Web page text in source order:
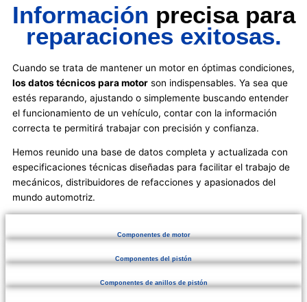
Información precisa para
reparaciones exitosas.
Cuando se trata de mantener un motor en óptimas condiciones,
los datos técnicos para motor son indispensables. Ya sea que
estés reparando, ajustando o simplemente buscando entender
el funcionamiento de un vehículo, contar con la información
correcta te permitirá trabajar con precisión y confianza.
Hemos reunido una base de datos completa y actualizada con
especificaciones técnicas diseñadas para facilitar el trabajo de
mecánicos, distribuidores de refacciones y apasionados del
mundo automotriz.
Componentes de motor
Componentes del pistón
Componentes de anillos de pistón